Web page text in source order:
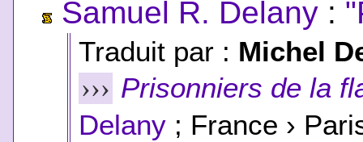
Samuel R. Delany :
Traduit par : Michel
››› Prisonniers de la
Delany ; France ›